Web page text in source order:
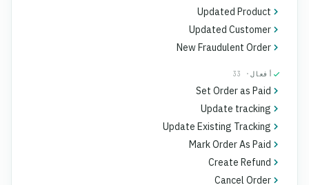
Updated Product
Updated Customer
New Fraudulent Order
أفعال · 33
Set Order as Paid
Update tracking
Update Existing Tracking
Mark Order As Paid
Create Refund
Cancel Order